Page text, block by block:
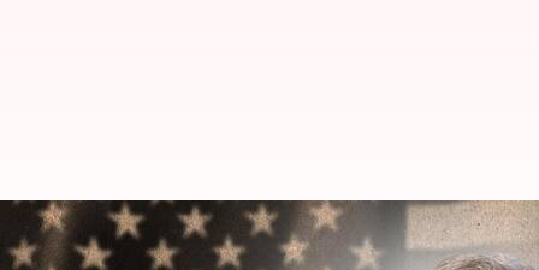
భారత్‌ అమెరికా సంబంధాలపై జైశంకర్